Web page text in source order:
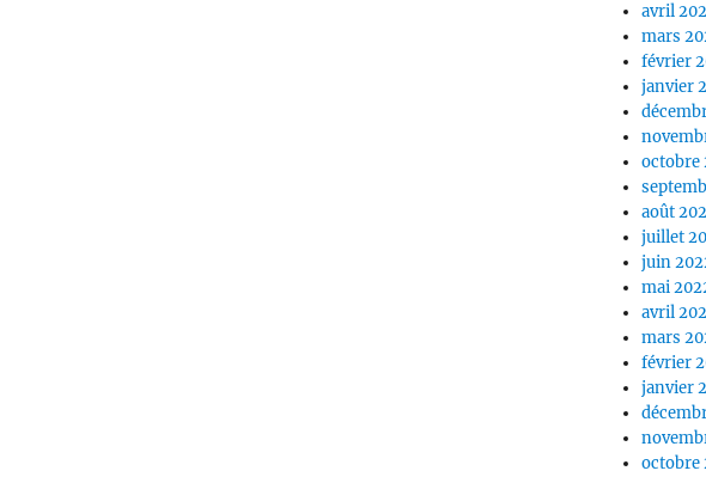
avril
mars
février
janvier
octobre
août
juillet
juin
mai
avril
mars
février
janvier
octobre